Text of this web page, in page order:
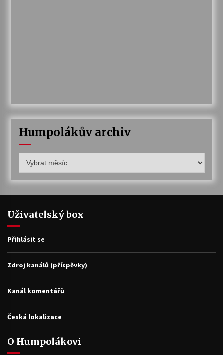
Humpolákův archiv
archiv
Uživatelský box
Přihlásit se
Zdroj kanálů (příspěvky)
Kanál komentářů
Česká lokalizace
O Humpolákovi